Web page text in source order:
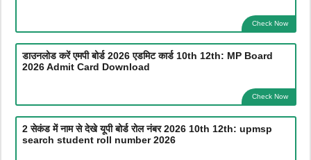
Check Now
डाउनलोड करें एमपी बोर्ड 2026 एडमिट कार्ड 10th 12th: MP Board
2026 Admit Card Download
Check Now
2 सेकंड में नाम से देखे यूपी बोर्ड रोल नंबर 2026 10th 12th: upmsp
search student roll number 2026